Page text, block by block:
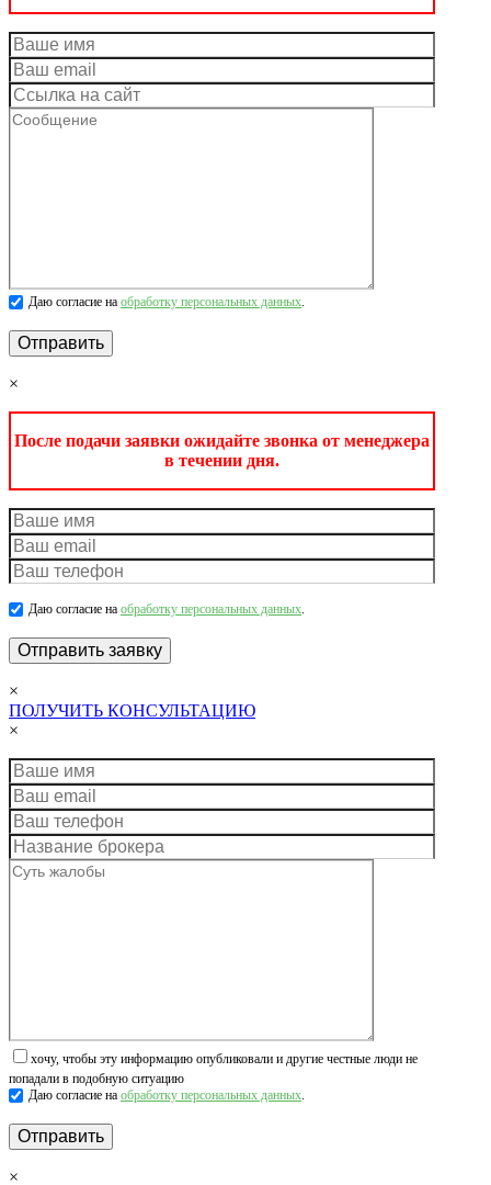
Даю согласие на обработку персональных данных.
×
После подачи заявки ожидайте звонка от менеджера
в течении дня.
Даю согласие на обработку персональных данных.
×
ПОЛУЧИТЬ КОНСУЛЬТАЦИЮ
×
хочу, чтобы эту информацию опубликовали и другие честные люди не
попадали в подобную ситуацию
Даю согласие на обработку персональных данных.
×